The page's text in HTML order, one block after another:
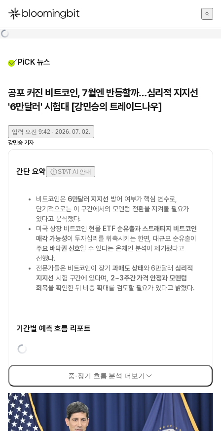
한국어
PiCK 뉴스
공포 커진 비트코인, 7월엔 반등할까…심리적 지지선
'6만달러' 시험대 [강민승의 트레이드나우]
입력 오전 9:42 · 2026. 07. 02.
강민승 기자
간단 요약 STAT AI 안내
비트코인은 6만달러 지지선 방어 여부가 핵심 변수로,
단기적으로는 이 구간에서의 모멘텀 전환을 지켜볼 필요가
있다고 분석했다.
미국 상장 비트코인 현물 ETF 순유출과 스트래티지 비트코인
매각 가능성이 투자심리를 위축시키는 한편, 대규모 순유출이
주요 바닥권 신호일 수 있다는 온체인 분석이 제기됐다고
전했다.
전문가들은 비트코인이 장기 과매도 상태와 6만달러심리적
지지선 시험 구간에 있다며, 2~3주간 가격 안정과 모멘텀
회복을 확인한 뒤 비중 확대를 검토할 필요가 있다고 밝혔다.
기간별 예측 흐름 리포트
중·장기 흐름 분석 더보기